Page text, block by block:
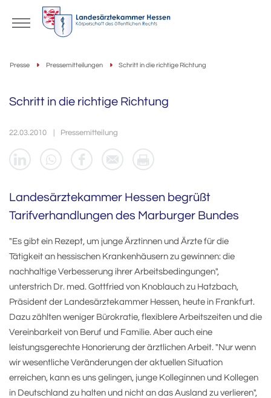
Presse Pressemitteilungen Schritt in die richtige Richtung
Schritt in die richtige Richtung
22.03.2010 Pressemitteilung
Landesärztekammer Hessen begrüßt
Tarifverhandlungen des Marburger Bundes
"Es gibt ein Rezept, um junge Ärztinnen und Ärzte für die
Tätigkeit an hessischen Krankenhäusern zu gewinnen: die
nachhaltige Verbesserung ihrer Arbeitsbedingungen",
unterstrich Dr. med. Gottfried von Knoblauch zu Hatzbach,
Präsident der Landesärztekammer Hessen, heute in Frankfurt.
Dazu zählten weniger Bürokratie, flexiblere Arbeitszeiten und die
Vereinbarkeit von Beruf und Familie. Aber auch eine
leistungsgerechte Honorierung der ärztlichen Arbeit. "Nur wenn
wir wesentliche Veränderungen der aktuellen Situation
erreichen, kann es uns gelingen, junge Kolleginnen und Kollegen
in Deutschland zu halten und nicht an das Ausland zu verlieren",